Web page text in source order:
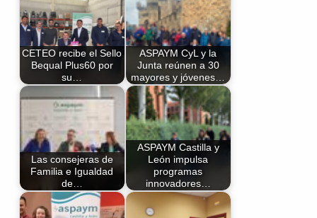
CETEO recibe el Sello
Bequal Plus60 por
su…
ASPAYM CyL y la
Junta reúnen a 30
mayores y jóvenes…
Las consejeras de
Familia e Igualdad
de…
ASPAYM Castilla y
León impulsa
programas
innovadores…